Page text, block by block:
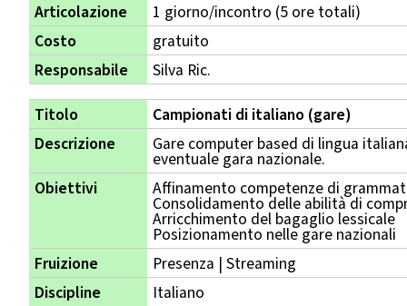
Articolazione
1 giorno/incontro (5 ore totali)
Costo
gratuito
Responsabile
Silva Ric.
Titolo
Campionati di italiano (gare)
Descrizione
Gare computer based di lingua
eventuale gara nazionale.
Obiettivi
Affinamento competenze di
Consolidamento delle abilità di
Arricchimento del bagaglio lessicale
Posizionamento nelle gare nazionali
Fruizione
Presenza | Streaming
Discipline
Italiano